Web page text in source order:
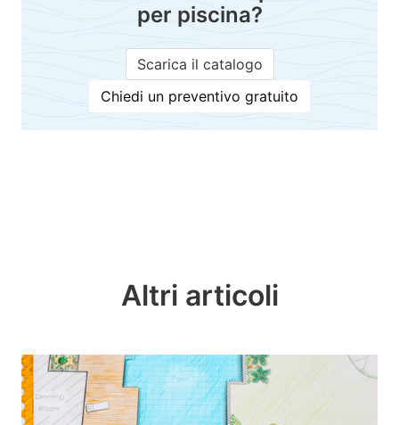
per piscina?
Scarica il catalogo
Chiedi un preventivo gratuito
Altri articoli